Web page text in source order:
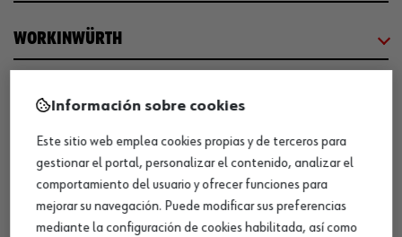
WORKINWÜRTH
NUESTROS CERTIFICADOS
¡WÜRTH EMPRESA SOLIDARIA!
Información sobre cookies
Este sitio web emplea cookies propias y de terceros para
gestionar el portal, personalizar el contenido, analizar el
comportamiento del usuario y ofrecer funciones para
mejorar su navegación. Puede modificar sus preferencias
mediante la configuración de cookies habilitada, así como